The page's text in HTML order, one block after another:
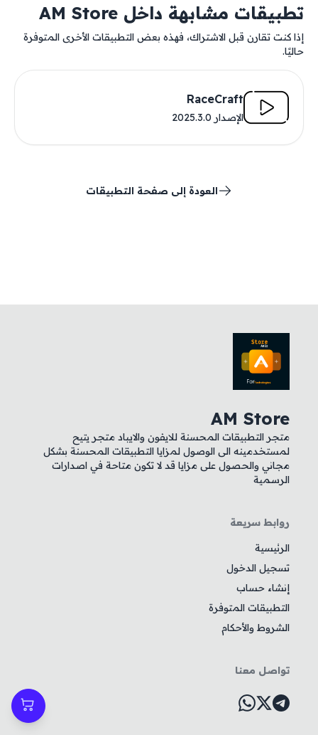
تطبيقات مشابهة داخل AM Store
إذا كنت تقارن قبل الاشتراك، فهذه بعض التطبيقات الأخرى المتوفرة
حاليًا.
RaceCraft
الإصدار 2025.3.0
العودة إلى صفحة التطبيقات
AM Store
متجر التطبيقات المحسنة للايفون والايباد متجر يتيح
لمستخدمينه الى الوصول لمزايا التطبيقات المحسنة بشكل
مجاني والحصول على مزايا قد لا تكون متاحة في اصدارات
الرسمية
روابط سريعة
الرئيسية
تسجيل الدخول
إنشاء حساب
التطبيقات المتوفرة
الشروط والأحكام
تواصل معنا